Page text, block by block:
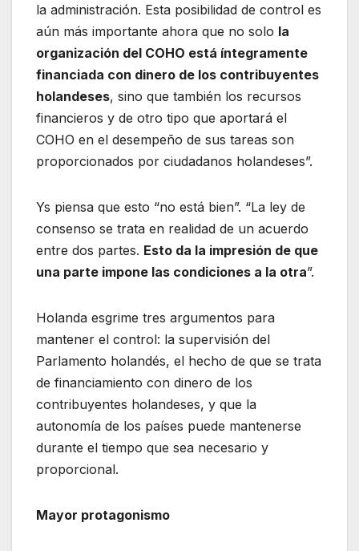
la administración. Esta posibilidad de control es
aún más importante ahora que no solo la
organización del COHO está íntegramente
financiada con dinero de los contribuyentes
holandeses, sino que también los recursos
financieros y de otro tipo que aportará el
COHO en el desempeño de sus tareas son
proporcionados por ciudadanos holandeses”.
Ys piensa que esto “no está bien”. “La ley de
consenso se trata en realidad de un acuerdo
entre dos partes. Esto da la impresión de que
una parte impone las condiciones a la otra”.
Holanda esgrime tres argumentos para
mantener el control: la supervisión del
Parlamento holandés, el hecho de que se trata
de financiamiento con dinero de los
contribuyentes holandeses, y que la
autonomía de los países puede mantenerse
durante el tiempo que sea necesario y
proporcional.
Mayor protagonismo